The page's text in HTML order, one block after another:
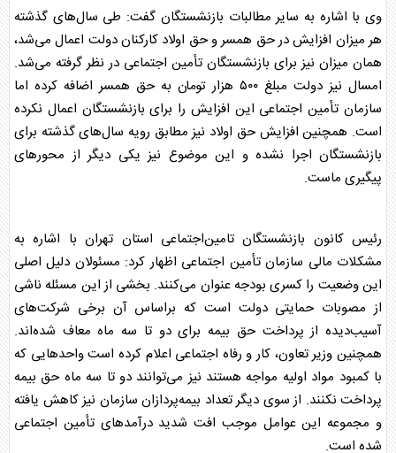
وی با اشاره به سایر مطالبات بازنشستگان گفت: طی سال‌های گذشته
هر میزان افزایش در حق همسر و حق اولاد کارکنان دولت اعمال می‌شد،
همان میزان نیز برای بازنشستگان تأمین اجتماعی در نظر گرفته می‌شد.
امسال نیز دولت مبلغ ۵۰۰ هزار تومان به حق همسر اضافه کرده اما
سازمان تأمین اجتماعی این افزایش را برای بازنشستگان اعمال نکرده
است. همچنین افزایش حق اولاد نیز مطابق رویه سال‌های گذشته برای
بازنشستگان اجرا نشده و این موضوع نیز یکی دیگر از محورهای
پیگیری ماست.
رئیس کانون بازنشستگانتامین‌اجتماعی استان تهران با اشاره به
مشکلات مالی سازمان تأمین اجتماعی اظهار کرد: مسئولان دلیل اصلی
این وضعیت را کسری بودجه عنوان می‌کنند. بخشی از این مسئله ناشی
از مصوبات حمایتی دولت است که براساس آن برخی شرکت‌های
آسیب‌دیده از پرداخت حق بیمه برای دو تا سه ماه معاف شده‌اند.
همچنین وزیر تعاون، کار و رفاه اجتماعی اعلام کرده است واحدهایی که
با کمبود مواد اولیه مواجه هستند نیز می‌توانند دو تا سه ماه حق بیمه
پرداخت نکنند. از سوی دیگر تعداد بیمه‌پردازان سازمان نیز کاهش یافته
و مجموعه این عوامل موجب افت شدید درآمدهای تأمین اجتماعی
شده است.